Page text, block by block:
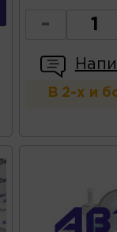
-
В 2-х и